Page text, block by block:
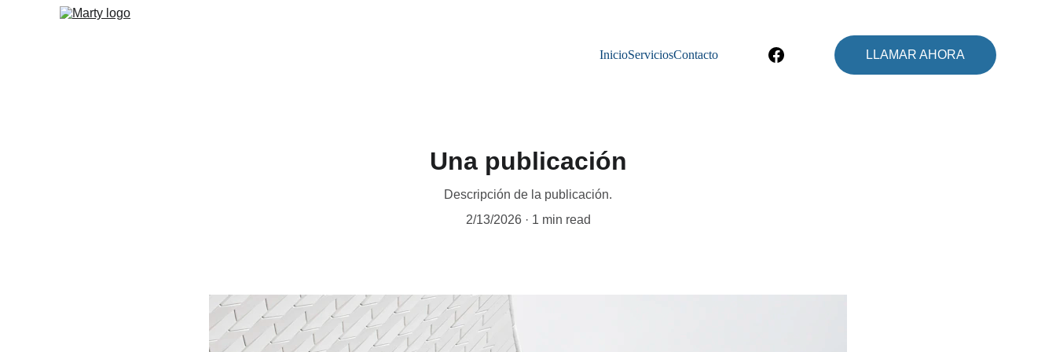
InicioServiciosContacto LLAMAR AHORA
Una publicación
Descripción de la publicación.
2/13/2026
1 min read